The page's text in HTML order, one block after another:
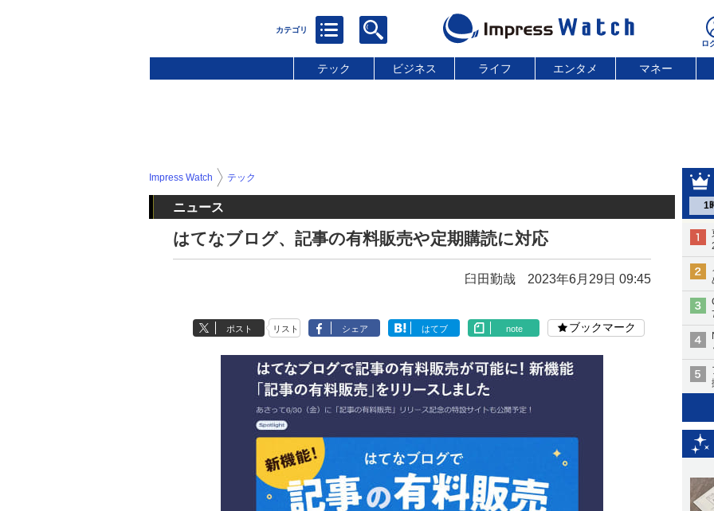
テック ビジネス ライフ エンタメ マネー
1
Impress Watch テック
ニュース
はてなブログ、記事の有料販売や定期購読に対応
臼田勤哉 2023年6月29日 09:45
ポスト リスト シェア はてブ note ブックマーク